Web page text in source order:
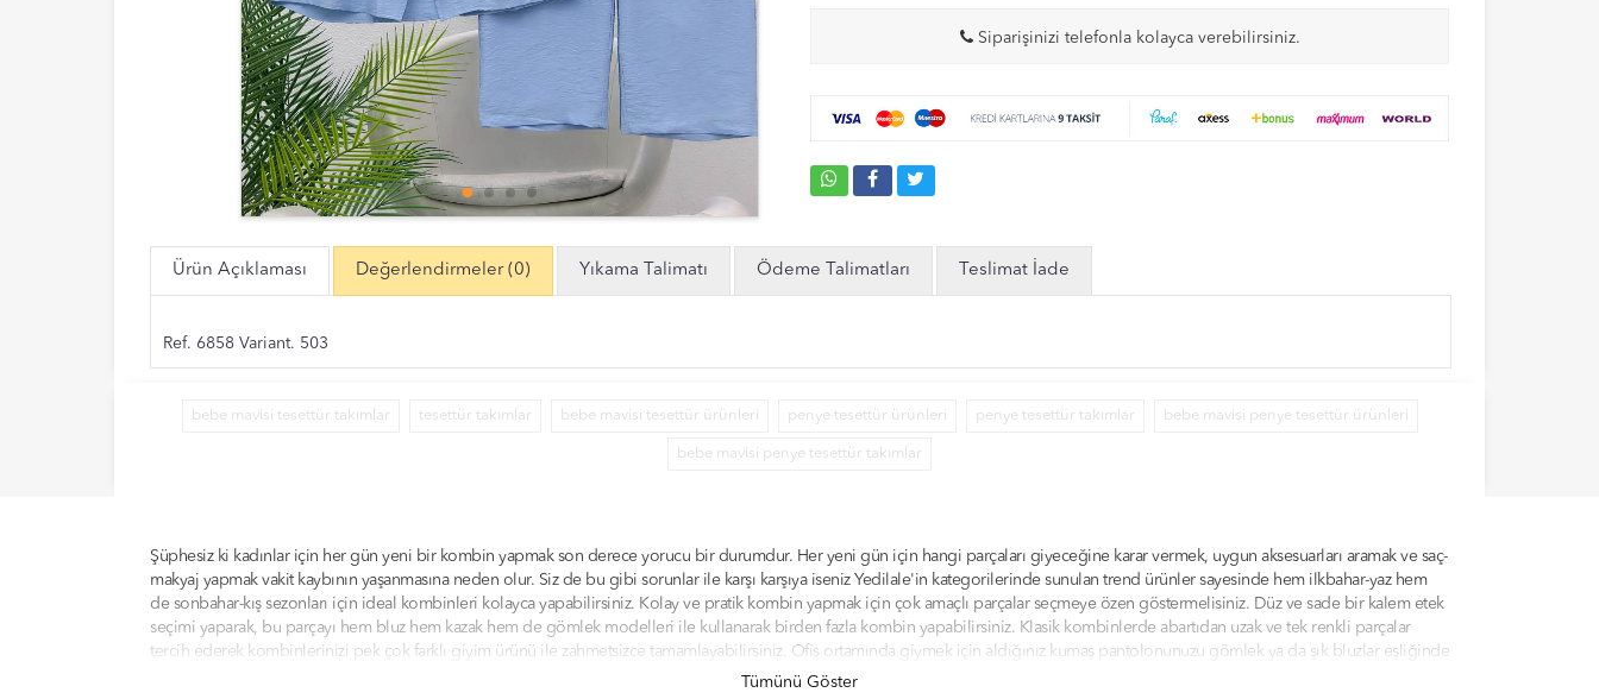
Siparişinizi telefonla kolayca verebilirsiniz.
Ürün Açıklaması Değerlendirmeler (0) Yıkama Talimatı Ödeme Talimatları Teslimat İade
Ref. 6858 Variant. 503
bebe mavisi tesettür takımlar tesettür takımlar bebe mavisi tesettür ürünleri penye tesettür ürünleri penye tesettür takımlar bebe mavisi penye tesettür ürünleri
bebe mavisi penye tesettür takımlar
Tümünü Göster
Şüphesiz ki kadınlar için her gün yeni bir kombin yapmak son derece yorucu bir durumdur. Her yeni gün için hangi parçaları giyeceğine karar vermek, uygun aksesuarları aramak ve saç-
makyaj yapmak vakit kaybının yaşanmasına neden olur. Siz de bu gibi sorunlar ile karşı karşıya iseniz Yedilale'in kategorilerinde sunulan trend ürünler sayesinde hem ilkbahar-yaz hem
de sonbahar-kış sezonları için ideal kombinleri kolayca yapabilirsiniz. Kolay ve pratik kombin yapmak için çok amaçlı parçalar seçmeye özen göstermelisiniz. Düz ve sade bir kalem etek
seçimi yaparak, bu parçayı hem bluz hem kazak hem de gömlek modelleri ile kullanarak birden fazla kombin yapabilirsiniz. Klasik kombinlerde abartıdan uzak ve tek renkli parçalar
tercih ederek kombinlerinizi pek çok farklı giyim ürünü ile zahmetsizce tamamlayabilirsiniz. Ofis ortamında giymek için aldığınız kumaş pantolonunuzu gömlek ya da şık bluzlar eşliğinde
tamamlayarak stiletto bir ayakkabı ile taçlandırabilirsiniz. Tarzınıza uygun olan klasik, casual ve spor kombinler yapabilmek için yedilale.com kategorilerinde sunulan ürünler arasından